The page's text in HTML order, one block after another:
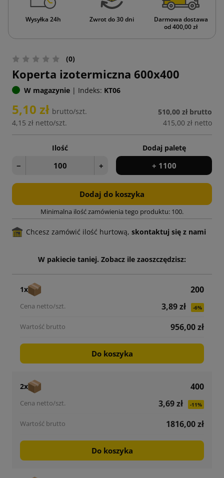
Wysyłka 24h Zwrot do 30 dni
Darmowa dostawa
od 400,00 zł
(0)
Koperta izotermiczna 600x400
W magazynie | Indeks: KT06
5,10 zł brutto/szt.
4,15 zł netto/szt.
510,00 zł brutto
415,00 zł netto
Ilość
− +
Dodaj paletę
+ 1100
Dodaj do koszyka
Minimalna ilość zamówienia tego produktu: 100.
Chcesz zamówić ilość hurtową, skontaktuj się z nami
W pakiecie taniej. Zobacz ile zaoszczędzisz:
1x
200
3,89 zł
-6%
956,00 zł
Do koszyka
2x
400
3,69 zł
-11%
1816,00 zł
Do koszyka